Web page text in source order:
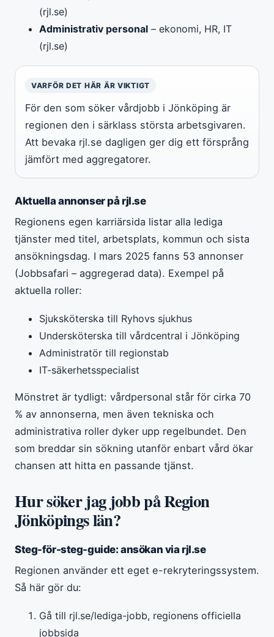
(rjl.se)
Administrativ personal – ekonomi, HR, IT
(rjl.se)
VARFÖR DET HÄR ÄR VIKTIGT
För den som söker vårdjobb i Jönköping är
regionen den i särklass största arbetsgivaren.
Att bevaka rjl.se dagligen ger dig ett försprång
jämfört med aggregatorer.
Aktuella annonser på rjl.se
Regionens egen karriärsida listar alla lediga
tjänster med titel, arbetsplats, kommun och sista
ansökningsdag. I mars 2025 fanns 53 annonser
(Jobbsafari – aggregerad data). Exempel på
aktuella roller:
Sjuksköterska till Ryhovs sjukhus
Undersköterska till vårdcentral i Jönköping
Administratör till regionstab
IT-säkerhetsspecialist
Mönstret är tydligt: vårdpersonal står för cirka 70
% av annonserna, men även tekniska och
administrativa roller dyker upp regelbundet. Den
som breddar sin sökning utanför enbart vård ökar
chansen att hitta en passande tjänst.
Hur söker jag jobb på Region
Jönköpings län?
Steg-för-steg-guide: ansökan via rjl.se
Regionen använder ett eget e-rekryteringssystem.
Så här gör du:
Gå till rjl.se/lediga-jobb, regionens officiella
jobbsida